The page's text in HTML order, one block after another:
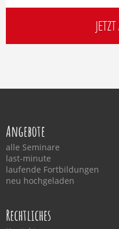
Angebote
alle Seminare
last-minute
laufende Fortbildungen
neu hochgeladen
Rechtliches